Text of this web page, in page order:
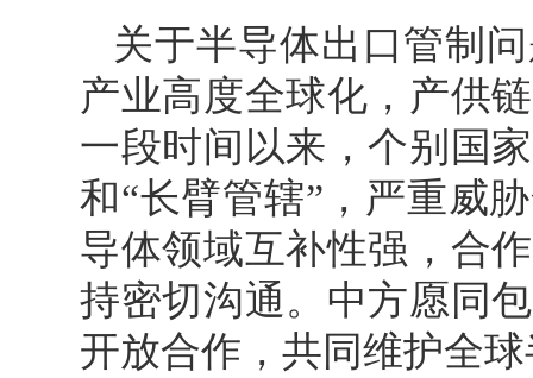
关于半导体出口管制
产业高度全球化，产供
一段时间以来，个别国
和“长臂管辖”，严重威
导体领域互补性强，合
持密切沟通。中方愿同
开放合作，共同维护全